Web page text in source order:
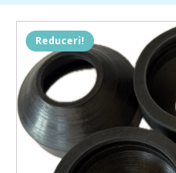
Reduceri!